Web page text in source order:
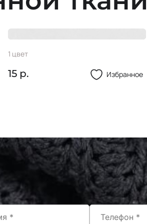
Пуг-ца MA42 34L
1 цвет
15 р. Избранное